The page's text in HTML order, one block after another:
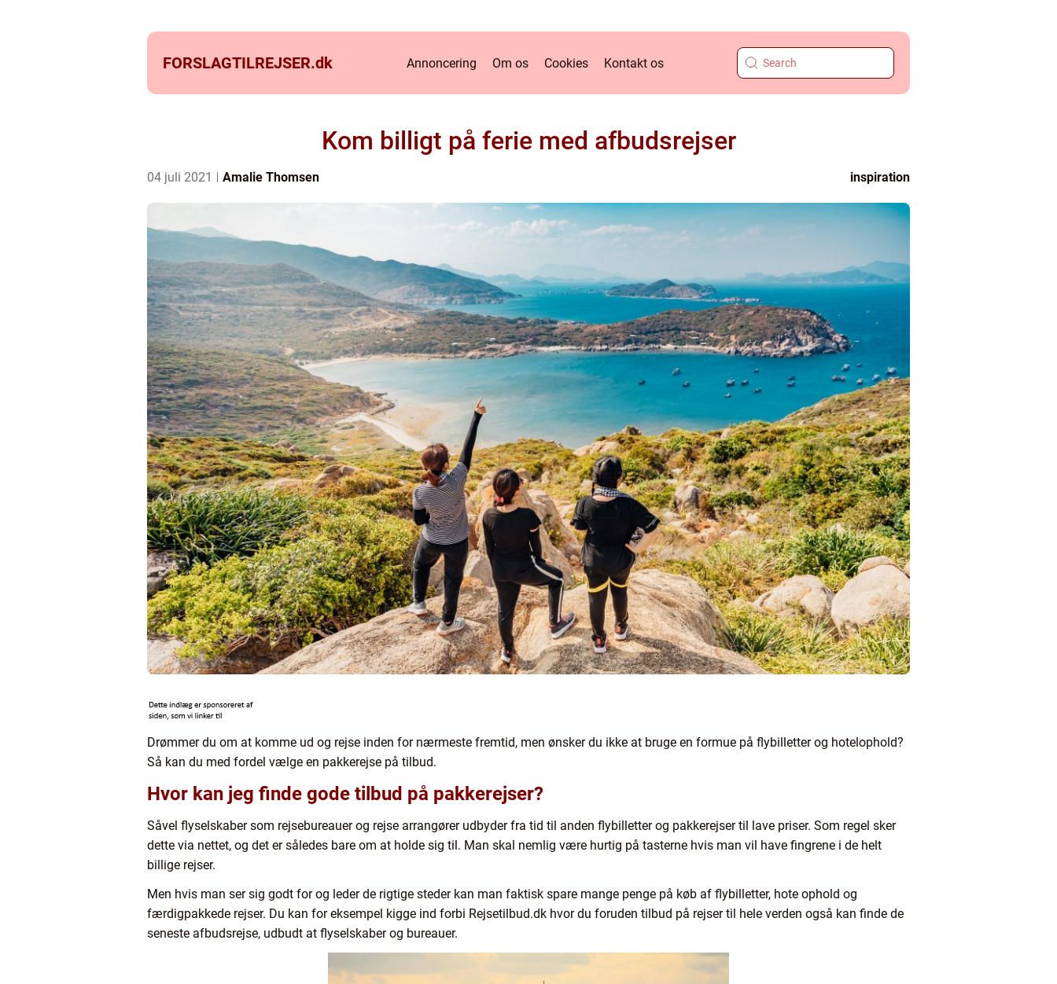
FORSLAGTILREJSER.dk Annoncering Om os Cookies Kontakt os
Kom billigt på ferie med afbudsrejser
04 juli 2021 Amalie Thomsen inspiration
Drømmer du om at komme ud og rejse inden for nærmeste fremtid, men ønsker du ikke at bruge en formue på flybilletter og hotelophold?
Så kan du med fordel vælge en pakkerejse på tilbud.
Hvor kan jeg finde gode tilbud på pakkerejser?
Såvel flyselskaber som rejsebureauer og rejse arrangører udbyder fra tid til anden flybilletter og pakkerejser til lave priser. Som regel sker
dette via nettet, og det er således bare om at holde sig til. Man skal nemlig være hurtig på tasterne hvis man vil have fingrene i de helt
billige rejser.
Men hvis man ser sig godt for og leder de rigtige steder kan man faktisk spare mange penge på køb af flybilletter, hote ophold og
færdigpakkede rejser. Du kan for eksempel kigge ind forbi Rejsetilbud.dk hvor du foruden tilbud på rejser til hele verden også kan finde de
seneste afbudsrejse, udbudt at flyselskaber og bureauer.